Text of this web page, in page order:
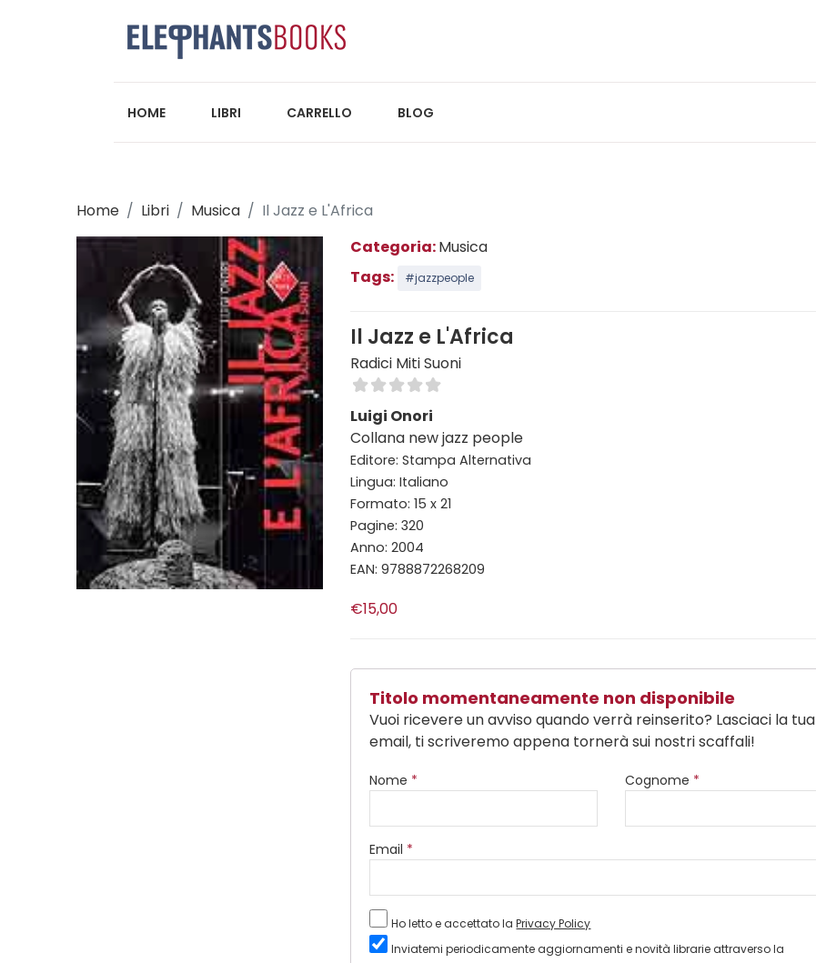
HOME LIBRI CARRELLO BLOG
Home Libri Musica
Il Jazz e L'Africa
Categoria:Musica
Tags:
#jazzpeople
Il Jazz e L'Africa
Radici Miti Suoni
Luigi Onori
Collana new jazz people
Editore: Stampa Alternativa
Lingua: Italiano
Formato: 15 x 21
Pagine: 320
Anno: 2004
EAN: 9788872268209
€15,00
Titolo momentaneamente non disponibile
Vuoi ricevere un avviso quando verrà reinserito? Lasciaci la tua
email, ti scriveremo appena tornerà sui nostri scaffali!
Nome * Cognome *
Email *
Ho letto e accettato laPrivacy Policy
Inviatemi periodicamente aggiornamenti e novità librarie attraverso la